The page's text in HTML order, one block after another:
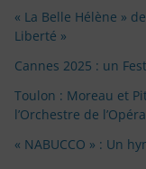
« La Belle Hélène »
Liberté »
Cannes 2025 : un
Toulon : Moreau et
l’Orchestre de
« NABUCCO » : Un